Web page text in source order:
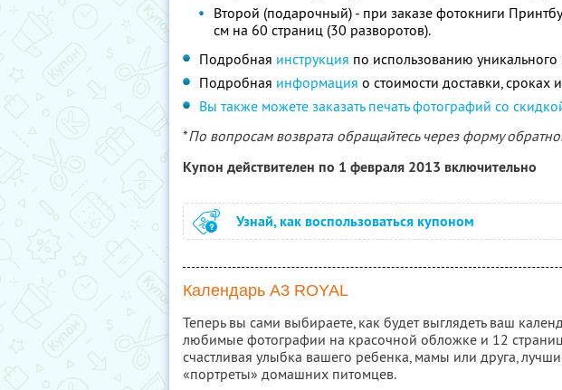
Второй (подарочный) - при заказе фотокниги
см на 60 страниц (30 разворотов).
Подробная инструкция по использованию уникального
Подробная информация о стоимости доставки, сроках
Вы также можете заказать печать фотографий со
*По вопросам возврата обращайтесь через форму
Купон действителен по 1 февраля 2013 включительно
Узнай, как воспользоваться купоном
Календарь А3 ROYAL
Теперь вы сами выбираете, как будет выглядеть ваш
любимые фотографии на красочной обложке и 12
счастливая улыбка вашего ребенка, мамы или друга,
«портреты» домашних питомцев.